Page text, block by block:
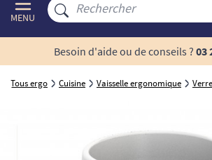
MENU
Besoin d'aide ou de conseils ? 03
Tous ergo Cuisine Vaisselle ergonomique